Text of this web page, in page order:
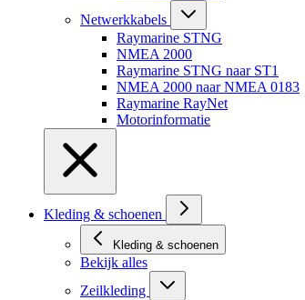
Netwerkkabels
Raymarine STNG
NMEA 2000
Raymarine STNG naar ST1
NMEA 2000 naar NMEA 0183
Raymarine RayNet
Motorinformatie
Kleding & schoenen
Kleding & schoenen
Bekijk alles
Zeilkleding